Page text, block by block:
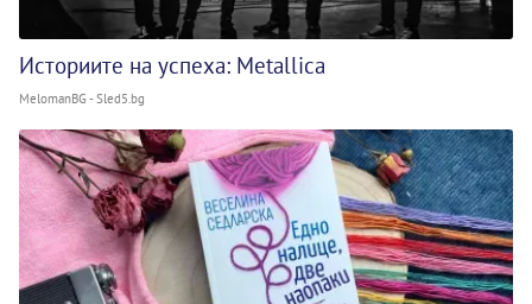
Историите на успеха: Metallica
MelomanBG - Sled5.bg